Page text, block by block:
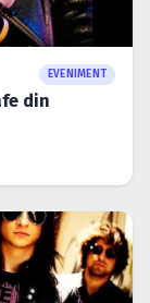
EVENIMENT
din